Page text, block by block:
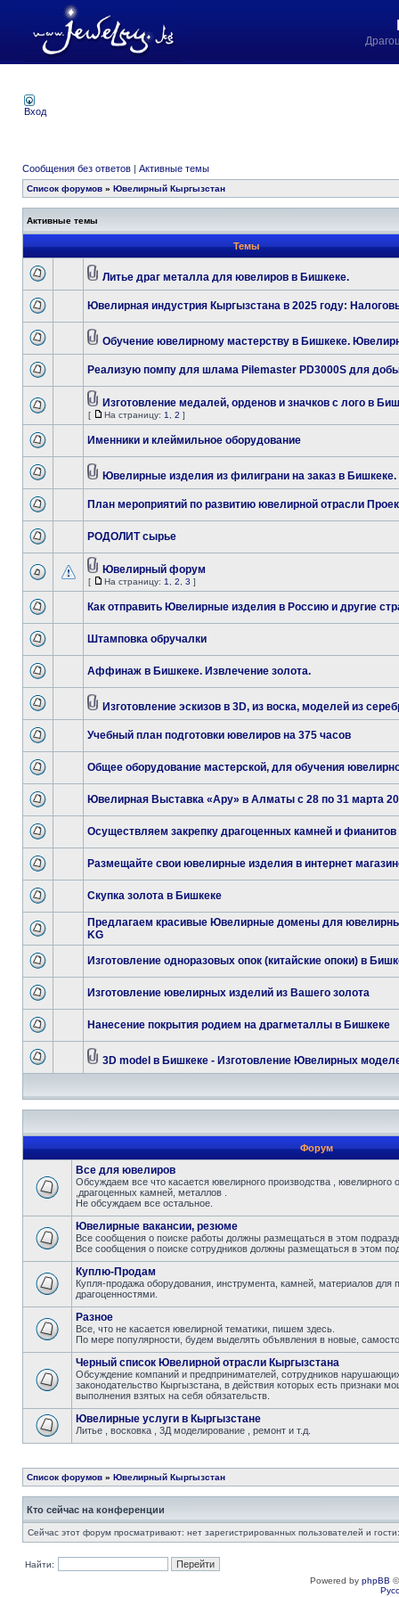
Вход
Сообщения без ответов | Активные темы
Список форумов » Ювелирный Кыргызстан
Активные темы
Темы
Литье драг металла для ювелиров в Бишкеке.
Ювелирная индустрия Кыргызстана в 2025 году:
Обучение ювелирному мастерству в Бишкеке.
Реализую помпу для шлама Pilemaster PD3000S для
Изготовление медалей, орденов и значков с лого в
[ На страницу: 1 2 ]
Именники и клеймильное оборудование
Ювелирные изделия из филиграни на заказ в Бишкеке.
План мероприятий по развитию ювелирной отрасли
РОДОЛИТ сырье
Ювелирный форум
[ На страницу: 1 2 3 ]
Как отправить Ювелирные изделия в Россию и другие
Штамповка обручалки
Аффинаж в Бишкеке. Извлечение золота.
Изготовление эскизов в 3D, из воска, моделей из
Учебный план подготовки ювелиров на 375 часов
Общее оборудование мастерской, для обучения
Ювелирная Выставка «Ару» в Алматы с 28 по 31 марта
Осуществляем закрепку драгоценных камней и фианитов
Размещайте свои ювелирные изделия в интернет
Скупка золота в Бишкеке
Предлагаем красивые Ювелирные домены для
KG
Изготовление одноразовых опок (китайские опоки) в
Изготовление ювелирных изделий из Вашего золота
Нанесение покрытия родием на драгметаллы в Бишкеке
3D model в Бишкеке - Изготовление Ювелирных
Форум
Все для ювелиров
Обсуждаем все что касается ювелирного производства , ювелирного
,драгоценных камней, металлов .
Не обсуждаем все остальное.
Ювелирные вакансии, резюме
Все сообщения о поиске работы должны размещаться в этом
Все сообщения о поиске сотрудников должны размещаться в этом
Куплю-Продам
Купля-продажа оборудования, инструмента, камней, материалов для
драгоценностями.
Разное
Все, что не касается ювелирной тематики, пишем здесь.
По мере популярности, будем выделять объявления в новые,
Черный список Ювелирной отрасли Кыргызстана
Обсуждение компаний и предпринимателей, сотрудников
законодательство Кыргызстана, в действия которых есть признаки
выполнения взятых на себя обязательств.
Ювелирные услуги в Кыргызстане
Литье , восковка , 3Д моделирование , ремонт и т.д.
Список форумов » Ювелирный Кыргызстан
Кто сейчас на конференции
Сейчас этот форум просматривают: нет зарегистрированных пользователей и
Найти:
Powered by phpBB